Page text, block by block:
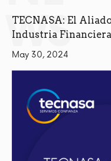
WS
TECNASA: El
Industria
May 30, 2024